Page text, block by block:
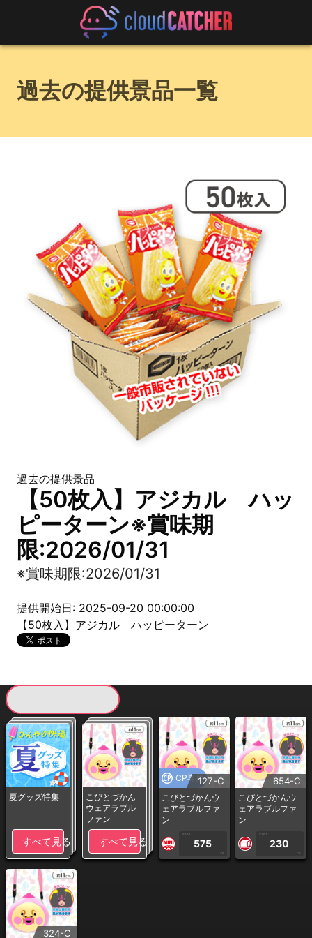
過去の提供景品一覧
過去の提供景品
【50枚入】アジカル ハッ
ピーターン※賞味期
限:2026/01/31
※賞味期限:2026/01/31
提供開始日: 2025-09-20 00:00:00
【50枚入】アジカル ハッピーターン
夏グッズ特集
すべて見る
こびとづかん
ウェアラブル
ファン
すべて見る
CP専用127-C
こびとづかんウ
ェアラブルファ
ン
1PLAY
575
CP
654-C
こびとづかんウ
ェアラブルファ
ン
1PLAY
230
CP
324-C